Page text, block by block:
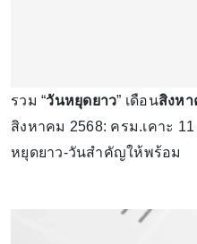
รวม “วันหยุดยาว” เดือนสิงหา
สิงหาคม 2568: ครม.เคาะ
หยุดยาว-วันสำคัญให้พร้อม